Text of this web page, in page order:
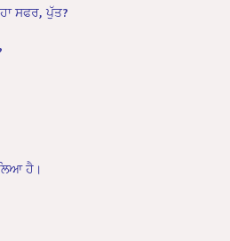
ਸਫਰ, ਪੁੱਤ?
ਹੈ।